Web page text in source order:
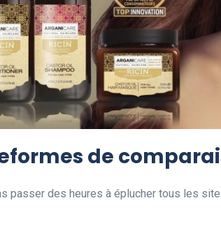
de
passer des heures à éplucher tous les